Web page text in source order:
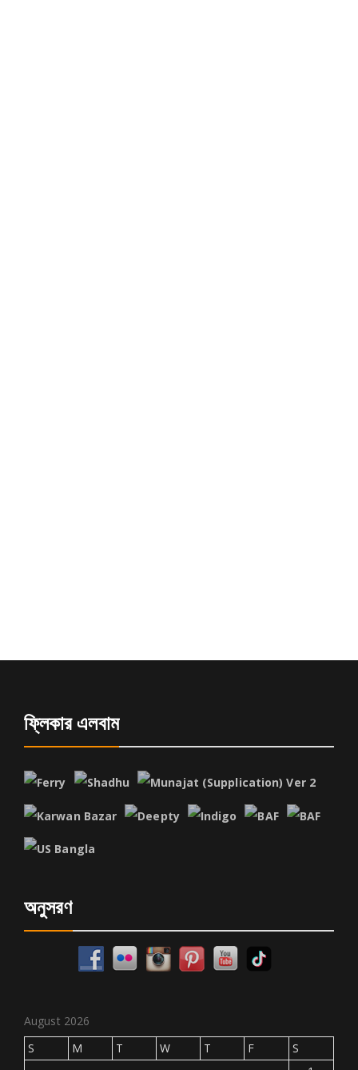
ফ্লিকার এলবাম
অনুসরণ
August 2026
S
M T W T F
S